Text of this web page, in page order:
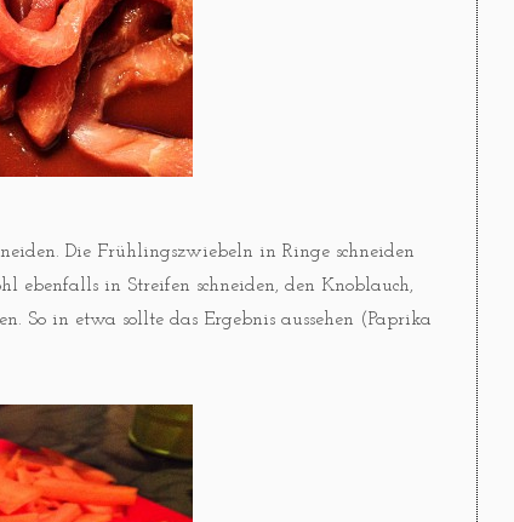
Die Frühlingszwiebeln in Ringe schneiden
ebenfalls in Streifen schneiden, den Knoblauch,
So in etwa sollte das Ergebnis aussehen (Paprika